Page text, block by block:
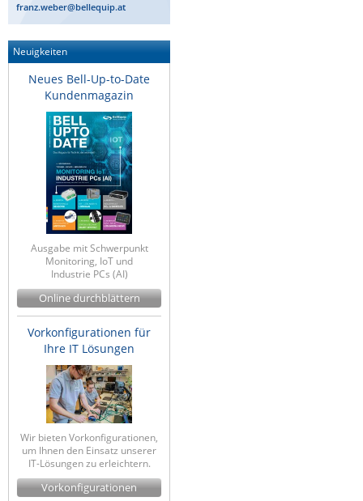
franz.weber@bellequip.at
Neuigkeiten
Neues Bell-Up-to-Date
Kundenmagazin
Ausgabe mit Schwerpunkt
Monitoring, IoT und
Industrie PCs (AI)
Online durchblättern
Vorkonfigurationen für
Ihre IT Lösungen
Wir bieten Vorkonfigurationen,
um Ihnen den Einsatz unserer
IT-Lösungen zu erleichtern.
Vorkonfigurationen